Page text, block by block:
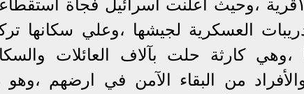
تقع في الضفة الغربية ،وتضم ١٩قرية ،وحيث أعلنت أسرائيل فجأة
العسكرية لجيشها ،وعلي سكانها
كارثة حلت بآلاف العائلات
من البقاء الآمن في ارضهم ،وهو